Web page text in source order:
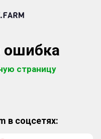
ошибка
страницу
в соцсетях: